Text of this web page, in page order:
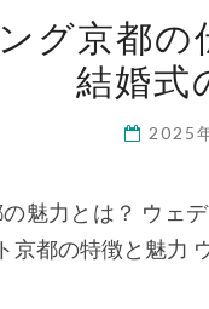
グ京都の
結婚式
2025
魅力とは？ ウェ
京都の特徴と魅